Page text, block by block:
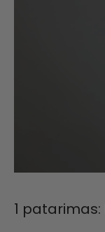
1 patarimas: